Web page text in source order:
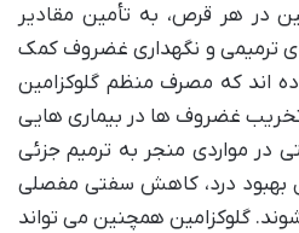
در هر قرص، به تأمین مقادیر
ترمیمی و نگهداری غضروف کمک
اند که مصرف منظم گلوکزامین
غضروف ها در بیماری هایی
در مواردی منجر به ترمیم جزئی
بهبود درد، کاهش سفتی مفصلی
گلوکزامین همچنین می تواند